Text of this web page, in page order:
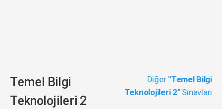
Temel Bilgi
Teknolojileri 2
Diğer "Temel Bilgi
Teknolojileri 2"Sınavları